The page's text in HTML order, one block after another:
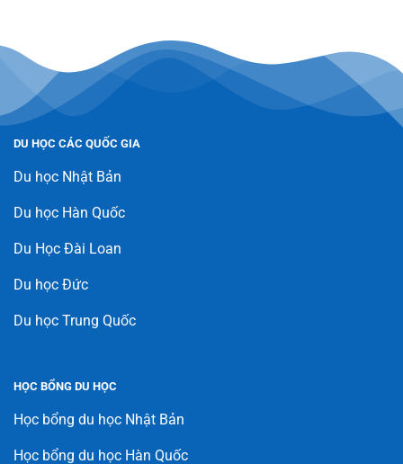
DU HỌC CÁC QUỐC GIA
Du học Nhật Bản
Du học Hàn Quốc
Du Học Đài Loan
Du học Đức
Du học Trung Quốc
HỌC BỔNG DU HỌC
Học bổng du học Nhật Bản
Học bổng du học Hàn Quốc